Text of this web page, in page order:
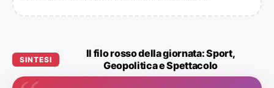
SINTESI
Il filo rosso della giornata: Sport,
Geopolitica e Spettacolo